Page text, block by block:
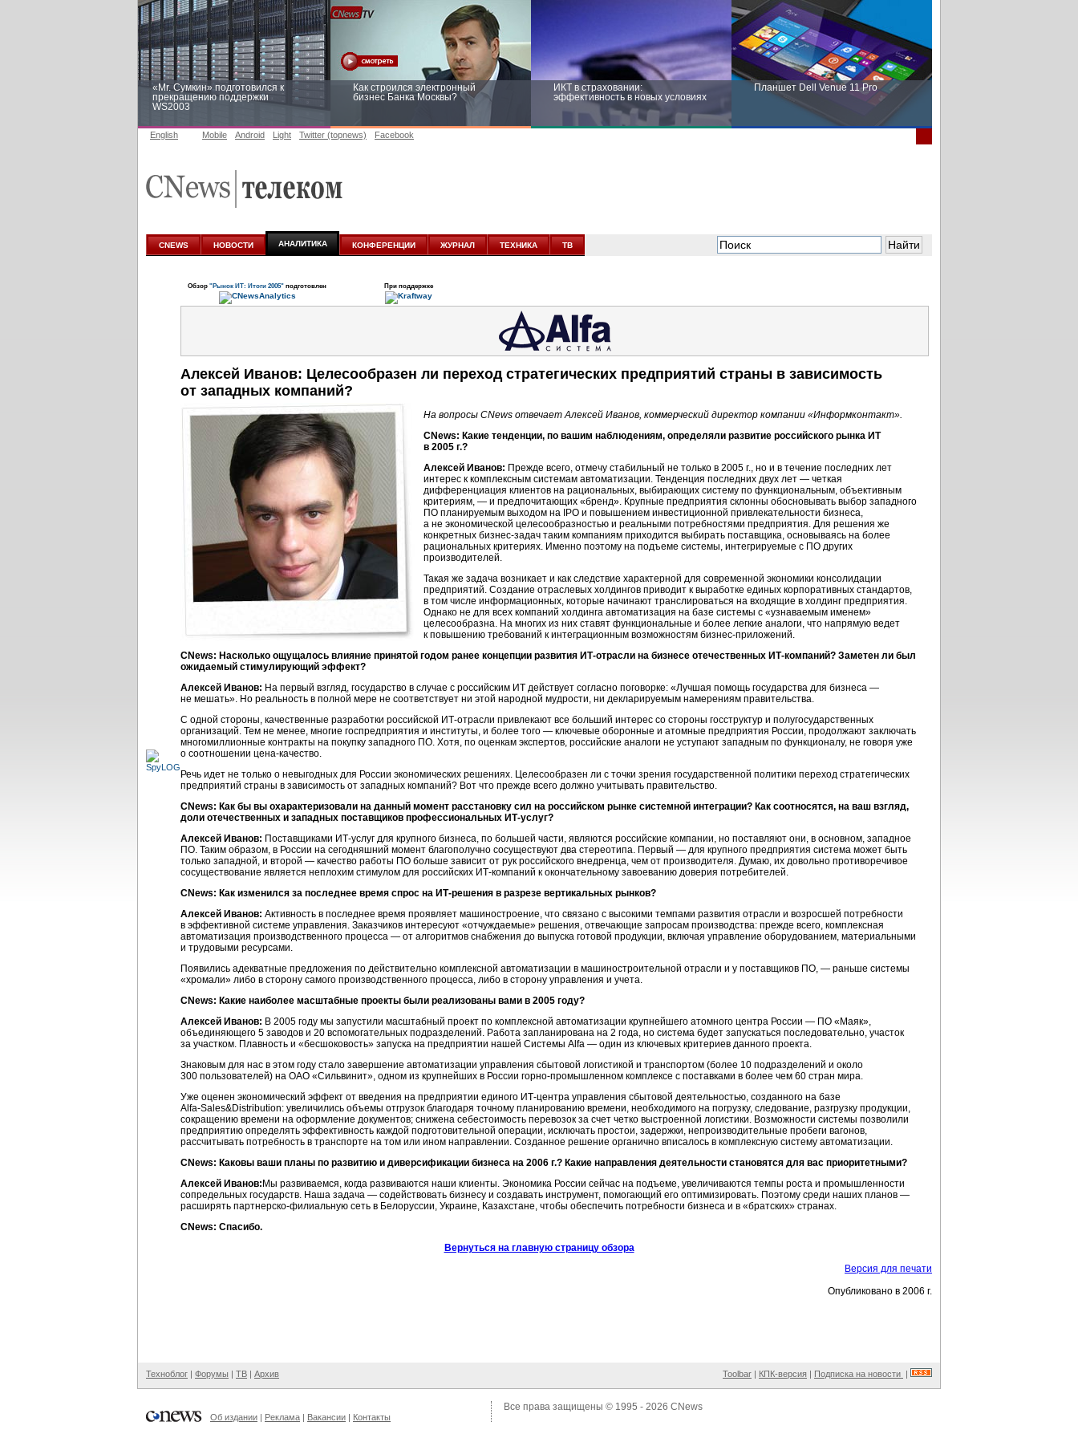
«Mr. Сумкин» подготовился к
прекращению поддержки
WS2003
Как строился электронный
бизнес Банка Москвы?
ИКТ в страховании:
эффективность в новых условиях
Планшет Dell Venue 11 Pro
аналитике
новых условиях
English Mobile Android Light Twitter (topnews) Facebook
CNEWS НОВОСТИ АНАЛИТИКА КОНФЕРЕНЦИИ ЖУРНАЛ ТЕХНИКА ТВ
Обзор "Рынок ИТ: Итоги 2005" подготовлен При поддержке
Алексей Иванов: Целесообразен ли переход стратегических предприятий страны в зависимость
от западных компаний?
На вопросы CNews отвечает Алексей Иванов, коммерческий директор компании «Информконтакт».
CNews: Какие тенденции, по вашим наблюдениям, определяли развитие российского рынка ИТ
в 2005 г.?
Алексей Иванов: Прежде всего, отмечу стабильный не только в 2005 г., но и в течение последних лет
интерес к комплексным системам автоматизации. Тенденция последних двух лет — четкая
дифференциация клиентов на рациональных, выбирающих систему по функциональным, объективным
критериям, — и предпочитающих «бренд». Крупные предприятия склонны обосновывать выбор западного
ПО планируемым выходом на IPO и повышением инвестиционной привлекательности бизнеса,
а не экономической целесообразностью и реальными потребностями предприятия. Для решения же
конкретных бизнес-задач таким компаниям приходится выбирать поставщика, основываясь на более
рациональных критериях. Именно поэтому на подъеме системы, интегрируемые с ПО других
производителей.
Такая же задача возникает и как следствие характерной для современной экономики консолидации
предприятий. Создание отраслевых холдингов приводит к выработке единых корпоративных стандартов,
в том числе информационных, которые начинают транслироваться на входящие в холдинг предприятия.
Однако не для всех компаний холдинга автоматизация на базе системы с «узнаваемым именем»
целесообразна. На многих из них ставят функциональные и более легкие аналоги, что напрямую ведет
к повышению требований к интеграционным возможностям бизнес-приложений.
CNews: Насколько ощущалось влияние принятой годом ранее концепции развития ИТ-отрасли на бизнесе отечественных ИТ-компаний? Заметен ли был
ожидаемый стимулирующий эффект?
Алексей Иванов: На первый взгляд, государство в случае с российским ИТ действует согласно поговорке: «Лучшая помощь государства для бизнеса —
не мешать». Но реальность в полной мере не соответствует ни этой народной мудрости, ни декларируемым намерениям правительства.
С одной стороны, качественные разработки российской ИТ-отрасли привлекают все больший интерес со стороны госструктур и полугосударственных
организаций. Тем не менее, многие госпредприятия и институты, и более того — ключевые оборонные и атомные предприятия России, продолжают заключать
многомиллионные контракты на покупку западного ПО. Хотя, по оценкам экспертов, российские аналоги не уступают западным по функционалу, не говоря уже
о соотношении цена-качество.
Речь идет не только о невыгодных для России экономических решениях. Целесообразен ли с точки зрения государственной политики переход стратегических
предприятий страны в зависимость от западных компаний? Вот что прежде всего должно учитывать правительство.
CNews: Как бы вы охарактеризовали на данный момент расстановку сил на российском рынке системной интеграции? Как соотносятся, на ваш взгляд,
доли отечественных и западных поставщиков профессиональных ИТ-услуг?
Алексей Иванов: Поставщиками ИТ-услуг для крупного бизнеса, по большей части, являются российские компании, но поставляют они, в основном, западное
ПО. Таким образом, в России на сегодняшний момент благополучно сосуществуют два стереотипа. Первый — для крупного предприятия система может быть
только западной, и второй — качество работы ПО больше зависит от рук российского внедренца, чем от производителя. Думаю, их довольно противоречивое
сосуществование является неплохим стимулом для российских ИТ-компаний к окончательному завоеванию доверия потребителей.
CNews: Как изменился за последнее время спрос на ИТ-решения в разрезе вертикальных рынков?
Алексей Иванов: Активность в последнее время проявляет машиностроение, что связано с высокими темпами развития отрасли и возросшей потребности
в эффективной системе управления. Заказчиков интересуют «отчуждаемые» решения, отвечающие запросам производства: прежде всего, комплексная
автоматизация производственного процесса — от алгоритмов снабжения до выпуска готовой продукции, включая управление оборудованием, материальными
и трудовыми ресурсами.
Появились адекватные предложения по действительно комплексной автоматизации в машиностроительной отрасли и у поставщиков ПО, — раньше системы
«хромали» либо в сторону самого производственного процесса, либо в сторону управления и учета.
CNews: Какие наиболее масштабные проекты были реализованы вами в 2005 году?
Алексей Иванов: В 2005 году мы запустили масштабный проект по комплексной автоматизации крупнейшего атомного центра России — ПО «Маяк»,
объединяющего 5 заводов и 20 вспомогательных подразделений. Работа запланирована на 2 года, но система будет запускаться последовательно, участок
за участком. Плавность и «бесшоковость» запуска на предприятии нашей Системы Alfa — один из ключевых критериев данного проекта.
Знаковым для нас в этом году стало завершение автоматизации управления сбытовой логистикой и транспортом (более 10 подразделений и около
300 пользователей) на ОАО «Сильвинит», одном из крупнейших в России горно-промышленном комплексе с поставками в более чем 60 стран мира.
Уже оценен экономический эффект от введения на предприятии единого ИТ-центра управления сбытовой деятельностью, созданного на базе
Alfa-Sales&Distribution: увеличились объемы отгрузок благодаря точному планированию времени, необходимого на погрузку, следование, разгрузку продукции,
сокращению времени на оформление документов; снижена себестоимость перевозок за счет четко выстроенной логистики. Возможности системы позволили
предприятию определять эффективность каждой подготовительной операции, исключать простои, задержки, непроизводительные пробеги вагонов,
рассчитывать потребность в транспорте на том или ином направлении. Созданное решение органично вписалось в комплексную систему автоматизации.
CNews: Каковы ваши планы по развитию и диверсификации бизнеса на 2006 г.? Какие направления деятельности становятся для вас приоритетными?
Алексей Иванов: Мы развиваемся, когда развиваются наши клиенты. Экономика России сейчас на подъеме, увеличиваются темпы роста и промышленности
сопредельных государств. Наша задача — содействовать бизнесу и создавать инструмент, помогающий его оптимизировать. Поэтому среди наших планов —
расширять партнерско-филиальную сеть в Белоруссии, Украине, Казахстане, чтобы обеспечить потребности бизнеса и в «братских» странах.
CNews: Спасибо.
Вернуться на главную страницу обзора
Версия для печати
Опубликовано в 2006 г.
Техноблог | Форумы | ТВ | Архив Toolbar | КПК-версия | Подписка на новости |
Об издании | Реклама | Вакансии | Контакты
Все права защищены © 1995 - 2026 CNews